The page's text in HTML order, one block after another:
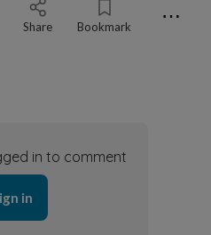
Share Bookmark ⋯
in to comment
in